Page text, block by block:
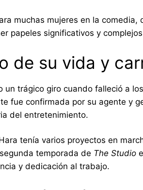
muchas mujeres en la
papeles significativos y
de su vida y
un trágico giro cuando falleció a
fue confirmada por su agente y
del entretenimiento.
tenía varios proyectos en
temporada de The Studio
y dedicación al trabajo.